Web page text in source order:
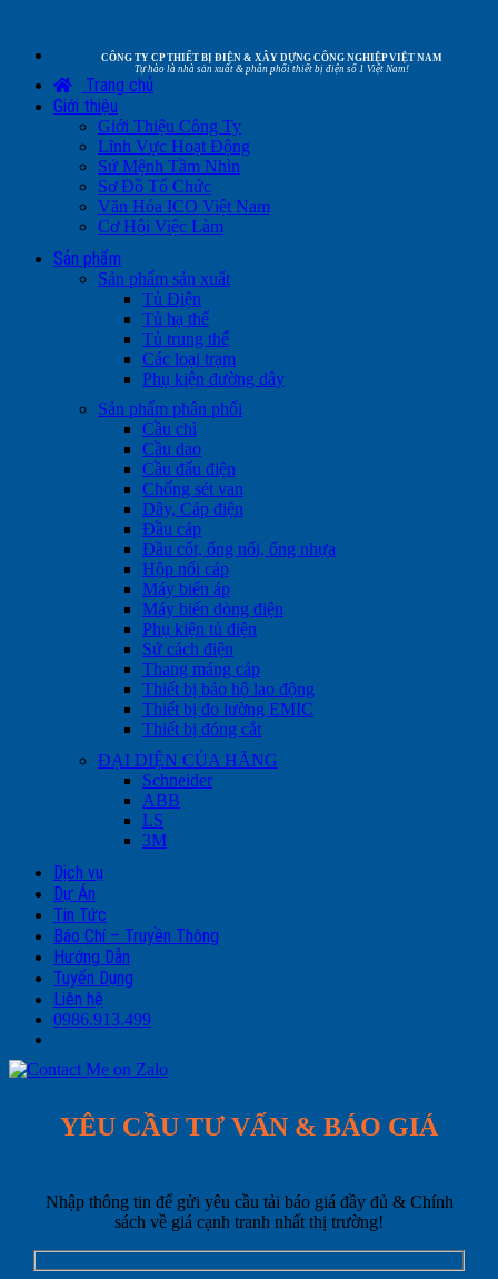
CÔNG TY CP THIẾT BỊ ĐIỆN & XÂY DỰNG CÔNG NGHIỆP VIỆT NAM
Tự hào là nhà sản xuất & phân phối thiết bị điện số 1 Việt Nam!
Trang chủ
Giới thiệu
Giới Thiệu Công Ty
Lĩnh Vực Hoạt Động
Sứ Mệnh Tầm Nhìn
Sơ Đồ Tổ Chức
Văn Hóa ICO Việt Nam
Cơ Hội Việc Làm
Sản phẩm
Sản phẩm sản xuất
Tủ Điện
Tủ hạ thế
Tủ trung thế
Các loại trạm
Phụ kiện đường dây
Sản phẩm phân phối
Cầu chì
Cầu dao
Cầu đấu điện
Chống sét van
Dây, Cáp điện
Đầu cáp
Đầu cốt, ống nối, ống nhựa
Hộp nối cáp
Máy biến áp
Máy biến dòng điện
Phụ kiện tủ điện
Sứ cách điện
Thang máng cáp
Thiết bị bảo hộ lao động
Thiết bị đo lường EMIC
Thiết bị đóng cắt
ĐẠI DIỆN CỦA HÃNG
Schneider
ABB
LS
3M
Dịch vụ
Dự Án
Tin Tức
Báo Chí – Truyền Thông
Hướng Dẫn
Tuyển Dụng
Liên hệ
0986.913.499
YÊU CẦU TƯ VẤN & BÁO GIÁ
Nhập thông tin để gửi yêu cầu tải báo giá đầy đủ & Chính
sách về giá cạnh tranh nhất thị trường!